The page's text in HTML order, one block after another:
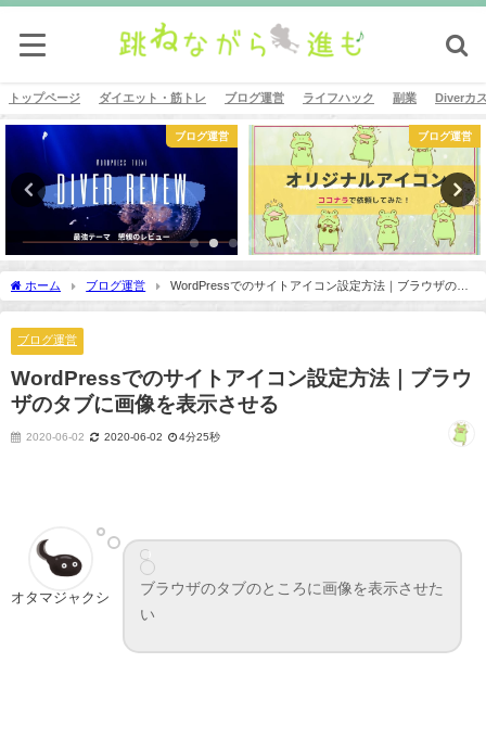
トップページ ダイエット・筋トレ ブログ運営 ライフハック 副業 Diverカ
ブログ運営 ブログ運営
ホーム ブログ運営
WordPressでのサイトアイコン設定方法｜ブラウザのタ
ブに画像を表示させる
ブログ運営
WordPressでのサイトアイコン設定方法｜ブラウ
ザのタブに画像を表示させる
2020-06-02 2020-06-02 4分25秒
オタマジャクシ
ブラウザのタブのところに画像を表示させた
い